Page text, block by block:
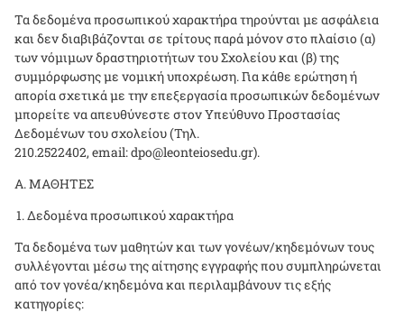
Τα δεδομένα προσωπικού χαρακτήρα τηρούνται με ασφάλεια
και δεν διαβιβάζονται σε τρίτους παρά μόνον στο πλαίσιο (α)
των νόμιμων δραστηριοτήτων του Σχολείου και (β) της
συμμόρφωσης με νομική υποχρέωση. Για κάθε ερώτηση ή
απορία σχετικά με την επεξεργασία προσωπικών δεδομένων
μπορείτε να απευθύνεστε στον Υπεύθυνο Προστασίας
Δεδομένων του σχολείου (Τηλ.
210.2522402,email:dpo@leonteiosedu.gr).
Α. ΜΑΘΗΤΕΣ
Δεδομένα προσωπικού χαρακτήρα
Τα δεδομένα των μαθητών και των γονέων/κηδεμόνων τους
συλλέγονται μέσω της αίτησης εγγραφής που συμπληρώνεται
από τον γονέα/κηδεμόνα και περιλαμβάνουν τις εξής
κατηγορίες: